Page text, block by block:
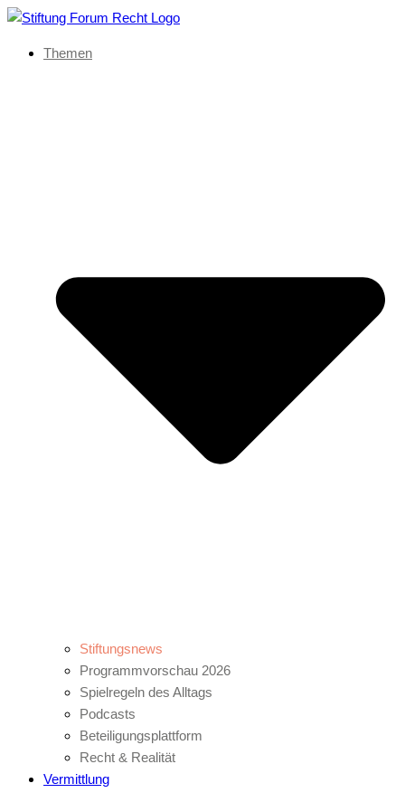
Themen
Stiftungsnews
Programmvorschau 2026
Spielregeln des Alltags
Podcasts
Beteiligungsplattform
Recht & Realität
Vermittlung